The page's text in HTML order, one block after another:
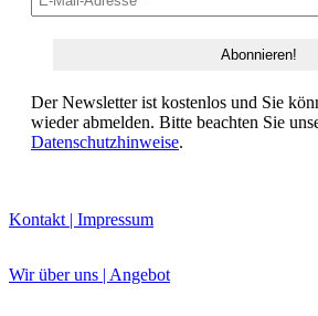
Der Newsletter ist kostenlos und Sie
wieder abmelden. Bitte beachten Sie
Datenschutzhinweise.
Kontakt | Impressum
Wir über uns | Angebot